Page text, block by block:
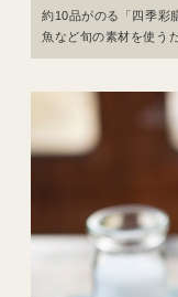
約10品がのる「四季彩
魚など旬の素材を使う